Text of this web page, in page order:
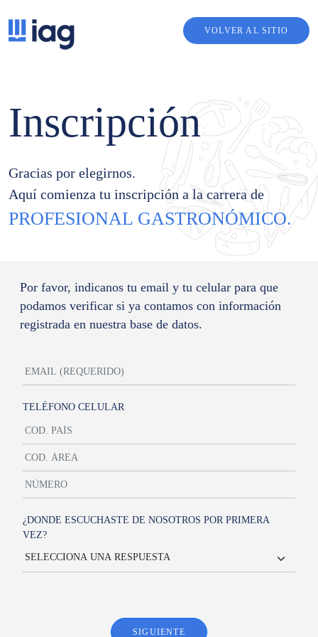
VOLVER AL SITIO
Inscripción
Gracias por elegirnos.
Aquí comienza tu inscripción a la carrera de
PROFESIONAL GASTRONÓMICO.
Por favor, indicanos tu email y tu celular para que
podamos verificar si ya contamos con información
registrada en nuestra base de datos.
TELÉFONO CELULAR
¿DONDE ESCUCHASTE DE NOSOTROS POR PRIMERA
VEZ?
SIGUIENTE